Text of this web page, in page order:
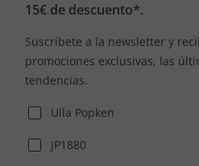
15€ de descuento*.
Suscríbete a la newsletter y
promociones exclusivas, las
tendencias.
Ulla Popken
JP1880